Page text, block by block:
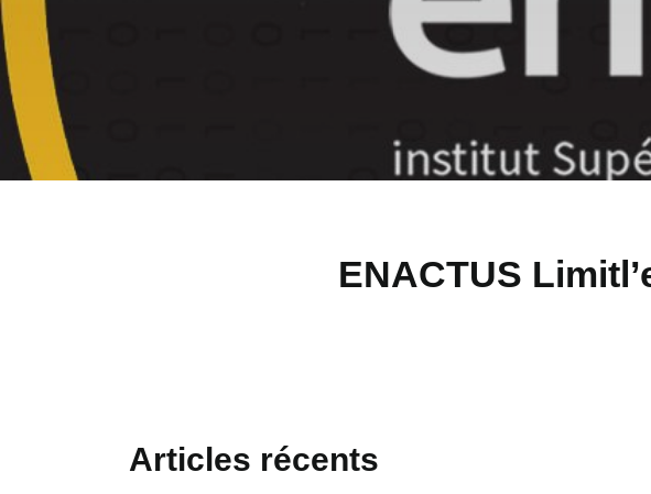
ENACTUS
Articles récents